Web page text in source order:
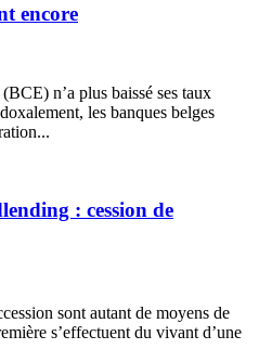
encore
n’a plus baissé ses taux
les banques belges
: cession de
sont autant de moyens de
s’effectuent du vivant d’une